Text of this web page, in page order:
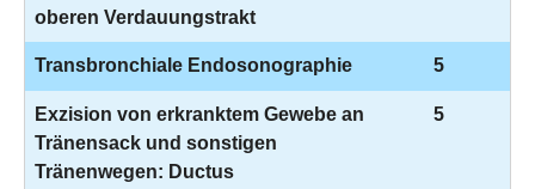
oberen Verdauungstrakt
Transbronchiale Endosonographie 5
Exzision von erkranktem Gewebe an
Tränensack und sonstigen
Tränenwegen: Ductus
5